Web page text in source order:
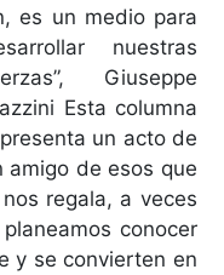
es un medio para
nuestras
Giuseppe
Esta columna
un acto de
amigo de esos que
regala, a veces
conocer
y se convierten en